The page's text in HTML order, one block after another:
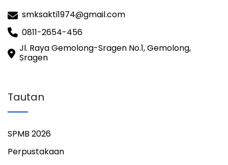
smksakti1974@gmail.com
0811-2654-456
Jl. Raya Gemolong-Sragen No.1, Gemolong,
Sragen
Tautan
SPMB 2026
Perpustakaan